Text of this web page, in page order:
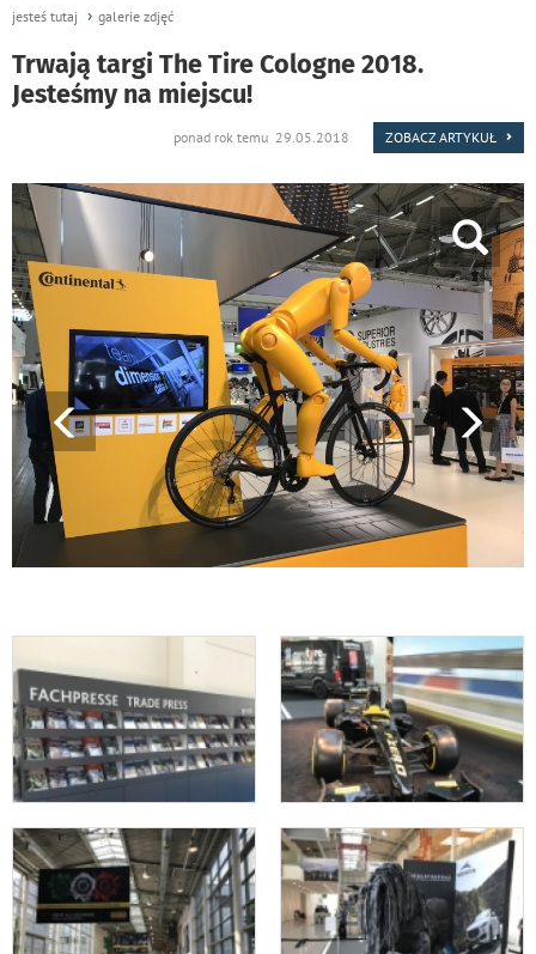
jesteś tutaj galerie zdjęć
Trwają targi The Tire Cologne 2018.
Jesteśmy na miejscu!
ponad rok temu 29.05.2018 ZOBACZ ARTYKUŁ